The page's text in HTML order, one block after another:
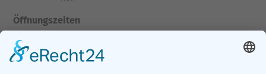
Öffnungszeiten
Öffnungszeiten des Stadthauses Schwerin